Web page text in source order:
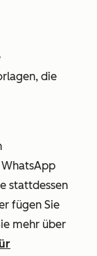
die
stattdessen
fügen Sie
mehr über